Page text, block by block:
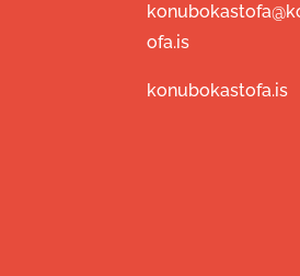
ofa.is
konubokastofa.is